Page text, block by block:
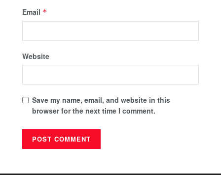
Email *
Website
Save my name, email, and website in this
browser for the next time I comment.